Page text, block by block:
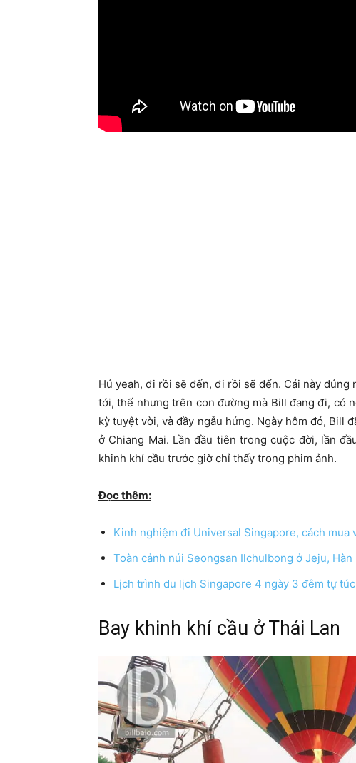
Hú yeah, đi rồi sẽ đến, đi rồi sẽ đến. Cái này
tới, thế nhưng trên con đường mà Bill đang đi, có
kỳ tuyệt vời, và đầy ngẫu hứng. Ngày hôm đó, Bill
ở Chiang Mai. Lần đầu tiên trong cuộc đời, lần
khinh khí cầu trước giờ chỉ thấy trong phim ảnh.
Đọc thêm:
Kinh nghiệm đi Universal Singapore, cách mua
Toàn cảnh núi Seongsan Ilchulbong ở Jeju, Hàn
Lịch trình du lịch Singapore 4 ngày 3 đêm tự
Bay khinh khí cầu ở Thái Lan